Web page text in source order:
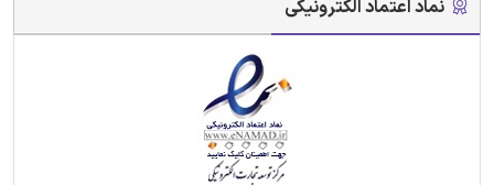
نماد اعتماد الکترونیکی